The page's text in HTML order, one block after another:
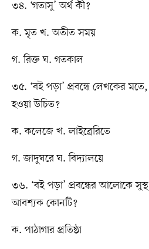
৩৪. ‘গতাসু’ অর্থ কী?
ক. মৃত খ. অতীত সময়
গ. রিক্ত ঘ. গতকাল
৩৫. ‘বই পড়া’ প্রবন্ধে লেখকের মতে,
হওয়া উচিত?
ক. কলেজে খ. লাইব্রেরিতে
গ. জাদুঘরে ঘ. বিদ্যালয়ে
৩৬. ‘বই পড়া’ প্রবন্ধের আলোকে
আবশ্যক কোনটি?
ক. পাঠাগার প্রতিষ্ঠা